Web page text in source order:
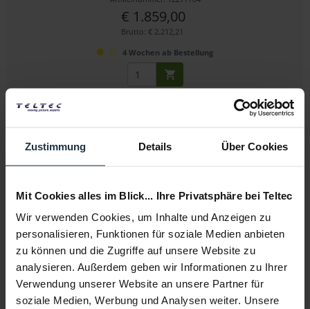
Zustimmung Details Über Cookies
Mit Cookies alles im Blick... Ihre Privatsphäre bei Teltec
Wir verwenden Cookies, um Inhalte und Anzeigen zu
personalisieren, Funktionen für soziale Medien anbieten
zu können und die Zugriffe auf unsere Website zu
analysieren. Außerdem geben wir Informationen zu Ihrer
Verwendung unserer Website an unsere Partner für
soziale Medien, Werbung und Analysen weiter. Unsere
€ 1.859,00
Brutto: € 2.212,21
4 Wochen ab Bestellung
Dual 9-Zoll FullHD Waveform Rack LCD-Monitor
Artikelnummer: 12277349
-20% € 1.503,36
Brutto: € 1.789,00